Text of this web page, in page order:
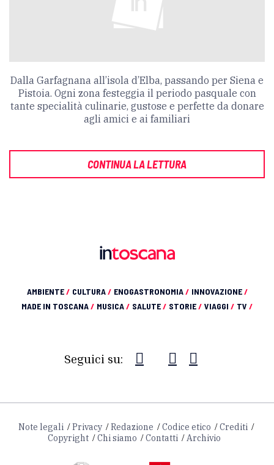
Dalla Garfagnana all’isola d’Elba, passando per Siena e
Pistoia. Ogni zona festeggia il periodo pasquale con
tante specialità culinarie, gustose e perfette da donare
agli amici e ai familiari
CONTINUA LA LETTURA
AMBIENTE/ CULTURA/ ENOGASTRONOMIA/ INNOVAZIONE/
MADE IN TOSCANA/ MUSICA/ SALUTE/ STORIE/ VIAGGI / TV /
Seguici su:
Note legali Privacy Redazione Codice etico
Crediti
Copyright
Chi siamo Contatti Archivio